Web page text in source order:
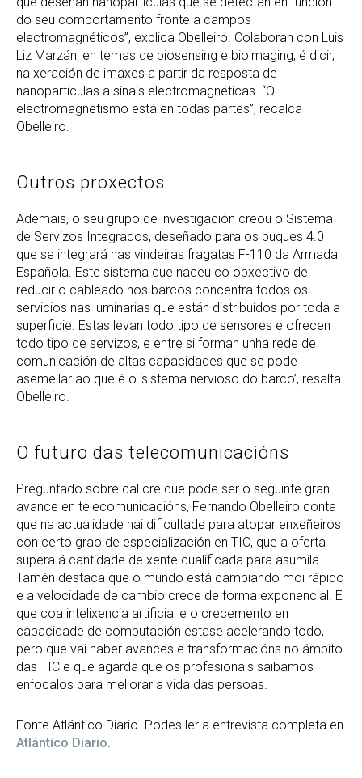
do seu comportamento fronte a campos
electromagnéticos”, explica Obelleiro. Colaboran con Luis
Liz Marzán, en temas de biosensing e bioimaging, é dicir,
na xeración de imaxes a partir da resposta de
nanopartículas a sinais electromagnéticas. “O
electromagnetismo está en todas partes”, recalca
Obelleiro.
Outros proxectos
Ademais, o seu grupo de investigación creou o Sistema
de Servizos Integrados, deseñado para os buques 4.0
que se integrará nas vindeiras fragatas F-110 da Armada
Española. Este sistema que naceu co obxectivo de
reducir o cableado nos barcos concentra todos os
servicios nas luminarias que están distribuídos por toda a
superficie. Estas levan todo tipo de sensores e ofrecen
todo tipo de servizos, e entre si forman unha rede de
comunicación de altas capacidades que se pode
asemellar ao que é o ‘sistema nervioso do barco’, resalta
Obelleiro.
O futuro das telecomunicacións
Preguntado sobre cal cre que pode ser o seguinte gran
avance en telecomunicacións, Fernando Obelleiro conta
que na actualidade hai dificultade para atopar enxeñeiros
con certo grao de especialización en TIC, que a oferta
supera á cantidade de xente cualificada para asumila.
Tamén destaca que o mundo está cambiando moi rápido
e a velocidade de cambio crece de forma exponencial. E
que coa intelixencia artificial e o crecemento en
capacidade de computación estase acelerando todo,
pero que vai haber avances e transformacións no ámbito
das TIC e que agarda que os profesionais saibamos
enfocalos para mellorar a vida das persoas.
Fonte Atlántico Diario. Podes ler a entrevista completa en
Atlántico Diario.